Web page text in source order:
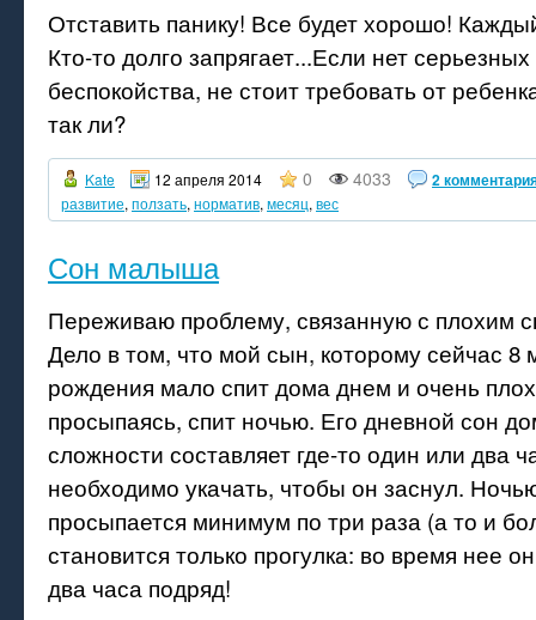
Отставить панику! Все будет хорошо!
Кто-то долго запрягает...Если нет
беспокойства, не стоит требовать от
так ли?
Kate 12 апреля 2014 0 4033 2
развитие, ползать, норматив, месяц, вес
Сон малыша
Переживаю проблему, связанную с плохим
Дело в том, что мой сын, которому сейчас 8
рождения мало спит дома днем и очень
просыпаясь, спит ночью. Его дневной сон
сложности составляет где-то один или два
необходимо укачать, чтобы он заснул.
просыпается минимум по три раза (а то и
становится только прогулка: во время нее
два часа подряд!